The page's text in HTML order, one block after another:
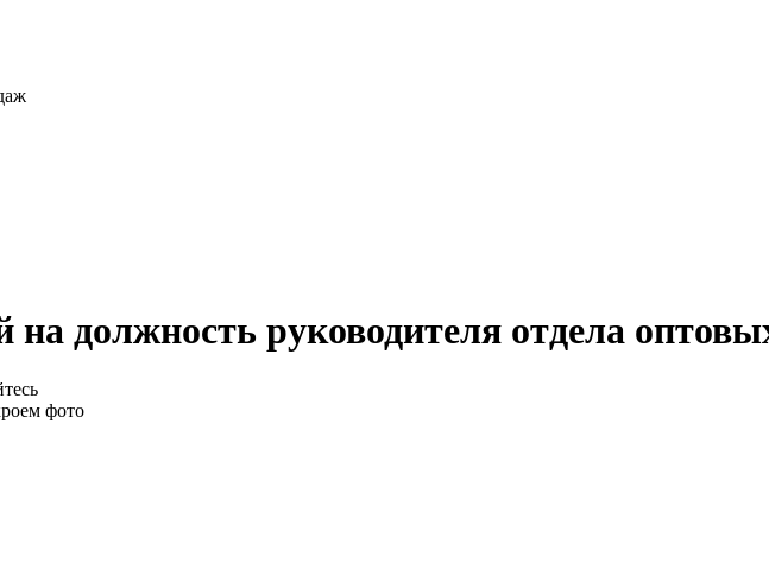
на должность руководителя отдела
фото